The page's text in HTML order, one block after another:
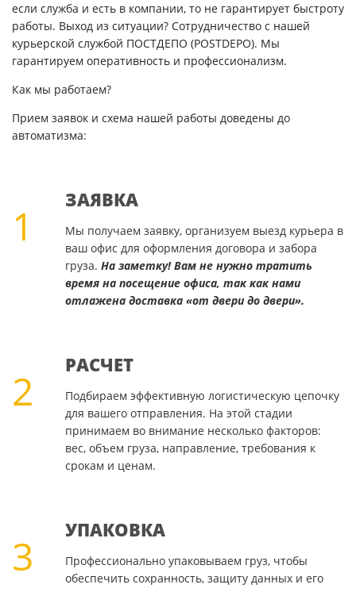
если служба и есть в компании, то не гарантирует быстроту
работы. Выход из ситуации? Сотрудничество с нашей
курьерской службой ПОСТДЕПО (POSTDEPO). Мы
гарантируем оперативность и профессионализм.
Как мы работаем?
Прием заявок и схема нашей работы доведены до
автоматизма:
1
ЗАЯВКА
Мы получаем заявку, организуем выезд курьера в
ваш офис для оформления договора и забора
груза. На заметку! Вам не нужно тратить
время на посещение офиса, так как нами
отлажена доставка «от двери до двери».
2
РАСЧЕТ
Подбираем эффективную логистическую цепочку
для вашего отправления. На этой стадии
принимаем во внимание несколько факторов:
вес, объем груза, направление, требования к
срокам и ценам.
3
УПАКОВКА
Профессионально упаковываем груз, чтобы
обеспечить сохранность, защиту данных и его